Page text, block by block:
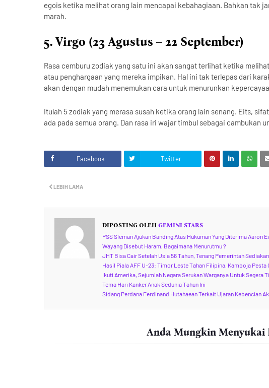
egois ketika melihat orang lain mencapai kebahagiaan. Bahkan tak
marah.
5. Virgo (23 Agustus – 22 September)
Rasa cemburu zodiak yang satu ini akan sangat terlihat ketika
atau penghargaan yang mereka impikan. Hal ini tak terlepas dari
akan dengan mudah menemukan cara untuk menurunkan
Itulah 5 zodiak yang merasa susah ketika orang lain senang. Eits,
ada pada semua orang. Dan rasa iri wajar timbul sebagai cambukan
Facebook Twitter
LEBIH LAMA
DIPOSTING OLEH GEMINI STARS
PSS Sleman Ajukan Banding Atas Hukuman Yang Diterima Aaron
Wayang Disebut Haram, Bagaimana Menurutmu ?
JHT Bisa Cair Setelah Usia 56 Tahun, Tenang Pemerintah
Hasil Piala AFF U-23: Timor Leste Tahan Filipina, Kamboja Pesta
Ikuti Amerika, Sejumlah Negara Serukan Warganya Untuk Segera
Tema Hari Kanker Anak Sedunia Tahun Ini
Sidang Perdana Ferdinand Hutahaean Terkait Ujaran Kebencian
Anda Mungkin Menyukai